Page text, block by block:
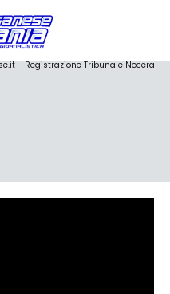
- Registrazione Tribunale Nocera